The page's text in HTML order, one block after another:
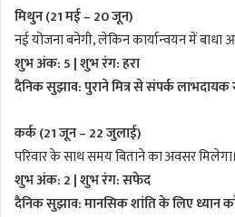
मिथुन (21 मई – 20 जून)
नई योजना बनेगी, लेकिन कार्यान्वयन में बाधा
शुभ अंक: 5 | शुभ रंग: हरा
दैनिक सुझाव: पुराने मित्र से संपर्क लाभदायक
कर्क (21 जून – 22 जुलाई)
परिवार के साथ समय बिताने का अवसर
शुभ अंक: 2 | शुभ रंग: सफेद
दैनिक सुझाव: मानसिक शांति के लिए ध्यान